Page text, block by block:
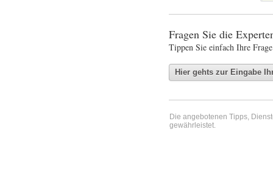
Fragen Sie die
Tippen Sie einfach Ihre
Die angebotenen Tipps,
gewährleistet.